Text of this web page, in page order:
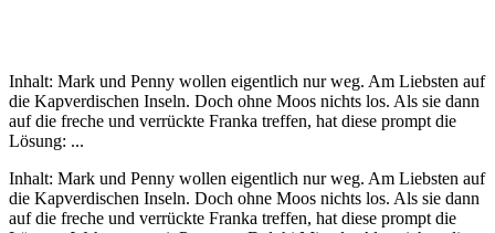
Inhalt: Mark und Penny wollen eigentlich nur weg. Am Liebsten auf
die Kapverdischen Inseln. Doch ohne Moos nichts los. Als sie dann
auf die freche und verrückte Franka treffen, hat diese prompt die
Lösung: ...
Inhalt: Mark und Penny wollen eigentlich nur weg. Am Liebsten auf
die Kapverdischen Inseln. Doch ohne Moos nichts los. Als sie dann
auf die freche und verrückte Franka treffen, hat diese prompt die